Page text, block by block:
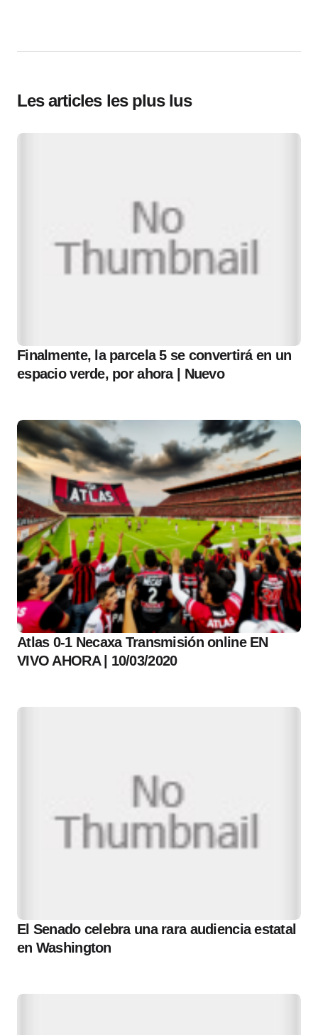
Les articles les plus lus
Finalmente, la parcela 5 se convertirá en un
espacio verde, por ahora | Nuevo
Atlas 0-1 Necaxa Transmisión online EN
VIVO AHORA | 10/03/2020
El Senado celebra una rara audiencia estatal
en Washington